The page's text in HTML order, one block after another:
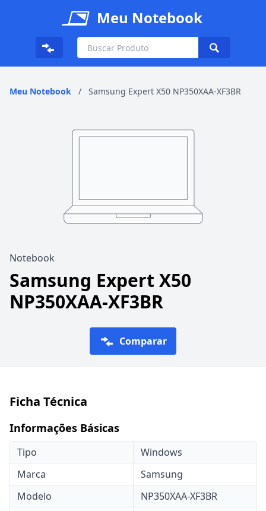
Meu Notebook
Meu Notebook / Samsung Expert X50 NP350XAA-XF3BR
Notebook
Samsung Expert X50
NP350XAA-XF3BR
Comparar
Ficha Técnica
Informações Básicas
Tipo
Windows
Marca
Samsung
Modelo
NP350XAA-XF3BR